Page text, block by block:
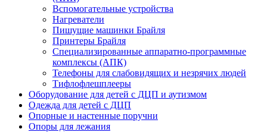
Вспомогательные устройства
Нагреватели
Пишущие машинки Брайля
Принтеры Брайля
Специализированные аппаратно-программные
комплексы (АПК)
Телефоны для слабовидящих и незрячих людей
Тифлофлешплееры
Оборудование для детей с ДЦП и аутизмом
Одежда для детей с ДЦП
Опорные и настенные поручни
Опоры для лежания